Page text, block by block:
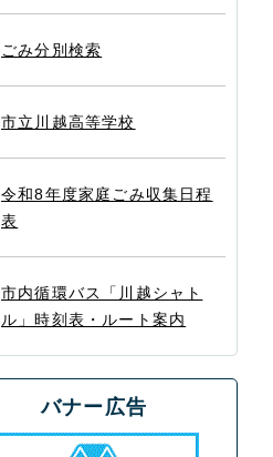
ごみ分別検索
市立川越高等学校
令和8年度家庭ごみ収集日程
表
市内循環バス「川越シャト
ル」時刻表・ルート案内
バナー広告